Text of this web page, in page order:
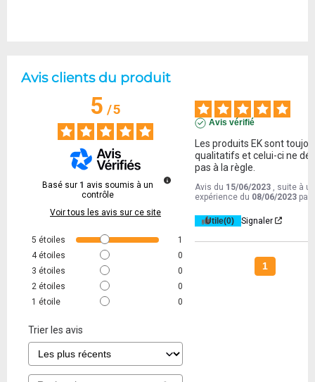
Avis clients du produit
5/5
Basé sur 1 avis soumis à un
contrôle
Voir tous les avis sur ce site
5 étoiles
1
4 étoiles
0
3 étoiles
0
2 étoiles
0
1 étoile 0
Trier les avis
Avis vérifié
Les produits EK sont
qualitatifs et celui-ci ne
pas à la règle.
Avis du 15/06/2023 , suite à
expérience du 08/06/2023 par
Utile(0) Signaler
1